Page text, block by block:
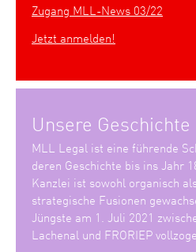
Zugang MLL-News 03/22
Jetzt anmelden!
Unsere Geschichte
MLL Legal ist eine führende
deren Geschichte bis ins Jahr
Kanzlei ist sowohl organisch
strategische Fusionen
Jüngste am 1. Juli 2021
Lachenal und FRORIEP